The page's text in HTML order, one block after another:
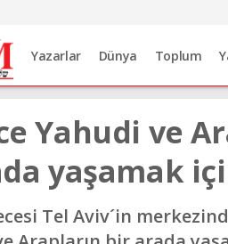
Yazarlar Dünya Toplum
Yahudi ve
yaşamak
Tel Aviv´in